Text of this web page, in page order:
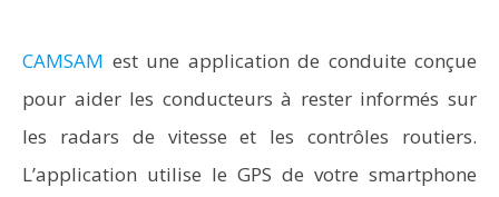
CAMSAM est une application de conduite conçue
pour aider les conducteurs à rester informés sur
les radars de vitesse et les contrôles routiers.
L’application utilise le GPS de votre smartphone